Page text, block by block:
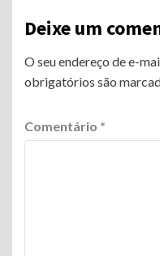
Deixe um
O seu endereço de e-
obrigatórios são
Comentário *